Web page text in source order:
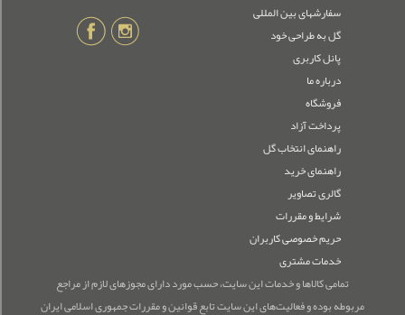
سفارشهای بین المللی
گل به طراحی خود
پانل کاربری
درباره ما
فروشگاه
پرداخت آزاد
راهنمای انتخاب گل
راهنمای خرید
گالری تصاویر
شرایط و مقررات
حریم خصوصی کاربران
خدمات مشتری
تمامی كالاها و خدمات این سایت، حسب مورد دارای مجوزهای لازم از مراجع
مربوطه بوده و فعالیت‌های این سایت تابع قوانین و مقررات جمهوری اسلامی ایران